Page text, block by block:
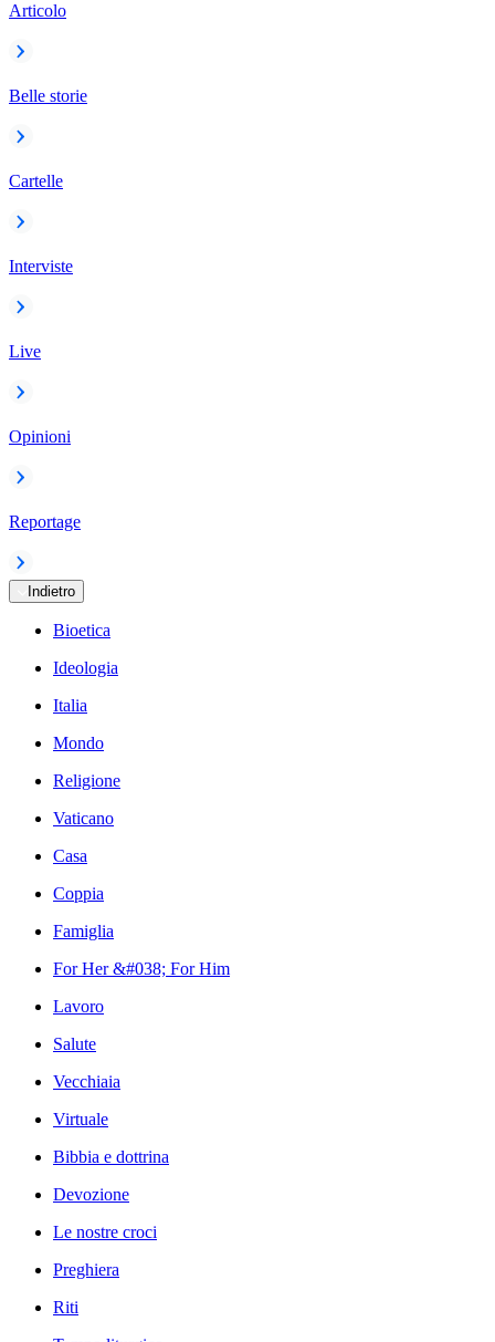
Articolo
Belle storie
Cartelle
Interviste
Live
Opinioni
Reportage
Indietro
Bioetica
Ideologia
Italia
Mondo
Religione
Vaticano
Casa
Coppia
Famiglia
For Her &#038; For Him
Lavoro
Salute
Vecchiaia
Virtuale
Bibbia e dottrina
Devozione
Le nostre croci
Preghiera
Riti